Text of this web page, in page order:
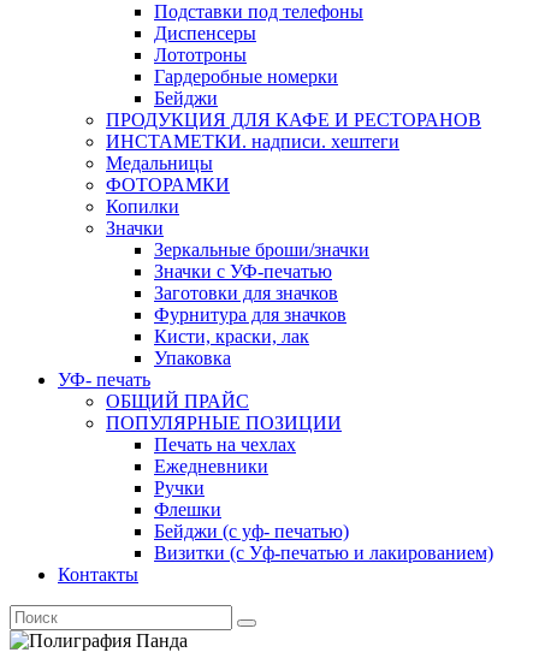
Подставки под телефоны
Диспенсеры
Лототроны
Гардеробные номерки
Бейджи
ПРОДУКЦИЯ ДЛЯ КАФЕ И РЕСТОРАНОВ
ИНСТАМЕТКИ. надписи. хештеги
Медальницы
ФОТОРАМКИ
Копилки
Значки
Зеркальные броши/значки
Значки с УФ-печатью
Заготовки для значков
Фурнитура для значков
Кисти, краски, лак
Упаковка
УФ- печать
ОБЩИЙ ПРАЙС
ПОПУЛЯРНЫЕ ПОЗИЦИИ
Печать на чехлах
Ежедневники
Ручки
Флешки
Бейджи (с уф- печатью)
Визитки (с Уф-печатью и лакированием)
Контакты